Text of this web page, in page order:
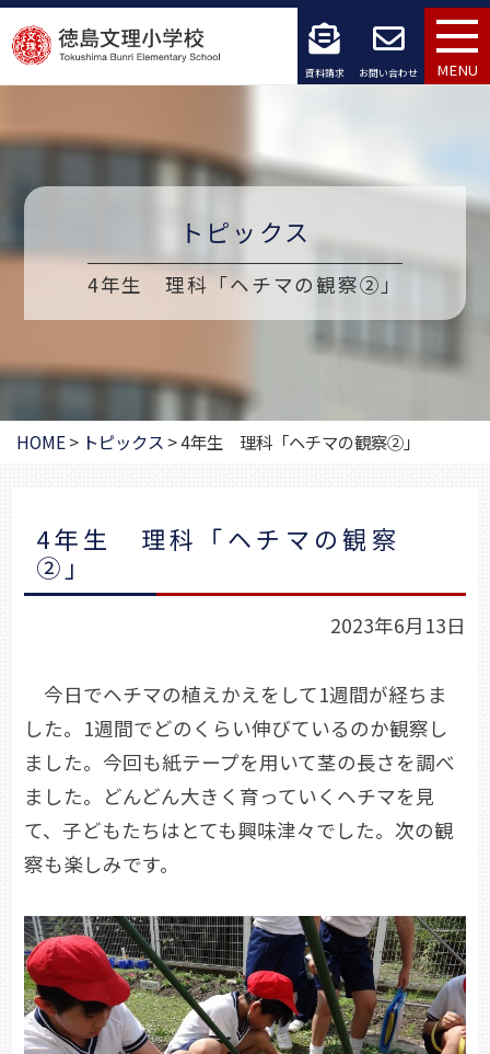
コ
ン
ン
ッ
資料請求 お問い合わせ MENU
トピックス
4年生 理科「ヘチマの観察②」
HOME> トピックス >4年生 理科「ヘチマの観察②」
4年生 理科「ヘチマの観察
②」
2023年6月13日
今日でヘチマの植えかえをして1週間が経ちま
した。1週間でどのくらい伸びているのか観察し
ました。今回も紙テープを用いて茎の長さを調べ
ました。どんどん大きく育っていくヘチマを見
て、子どもたちはとても興味津々でした。次の観
察も楽しみです。